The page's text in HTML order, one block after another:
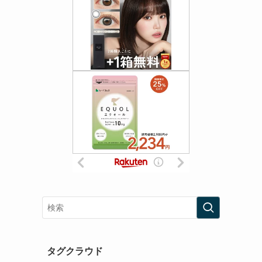
タグクラウド